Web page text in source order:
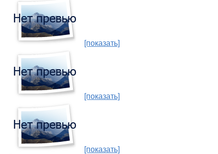
[показать]
[показать]
[показать]